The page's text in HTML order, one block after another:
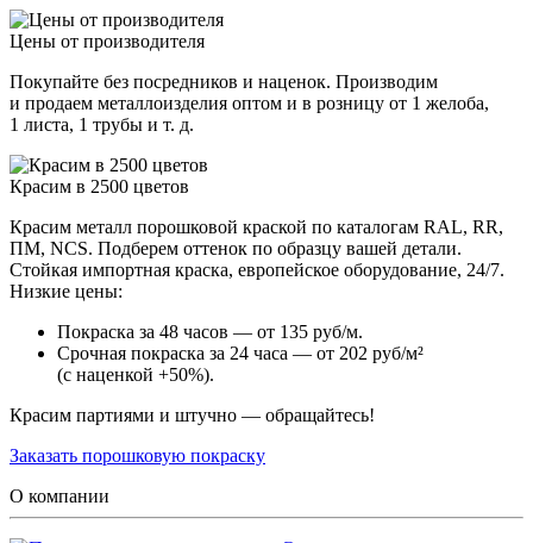
Цены от производителя
Покупайте без посредников и наценок. Производим
и продаем металлоизделия оптом и в розницу от 1 желоба,
1 листа, 1 трубы и т. д.
Красим в 2500 цветов
Красим металл порошковой краской по каталогам RAL, RR,
ПМ, NCS. Подберем оттенок по образцу вашей детали.
Стойкая импортная краска, европейское оборудование, 24/7.
Низкие цены:
Покраска за 48 часов — от 135 руб/м.
Срочная покраска за 24 часа — от 202 руб/м²
(с наценкой +50%).
Красим партиями и штучно — обращайтесь!
Заказать порошковую покраску
О компании